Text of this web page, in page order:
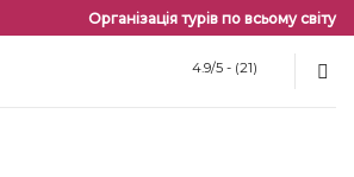
Організація турів по всьому світу
4.9/5 - (21)